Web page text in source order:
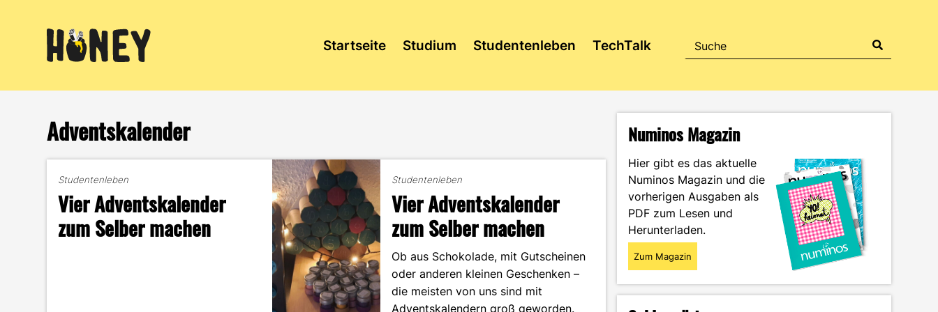
Startseite Studium Studentenleben TechTalk
Adventskalender
Studentenleben
Vier Adventskalender
zum Selber machen
Studentenleben
Vier Adventskalender
zum Selber machen
Ob aus Schokolade, mit Gutscheinen
oder anderen kleinen Geschenken –
die meisten von uns sind mit
Adventskalendern groß geworden.
Numinos Magazin
Hier gibt es das aktuelle
Numinos Magazin und die
vorherigen Ausgaben als
PDF zum Lesen und
Herunterladen.
Zum Magazin